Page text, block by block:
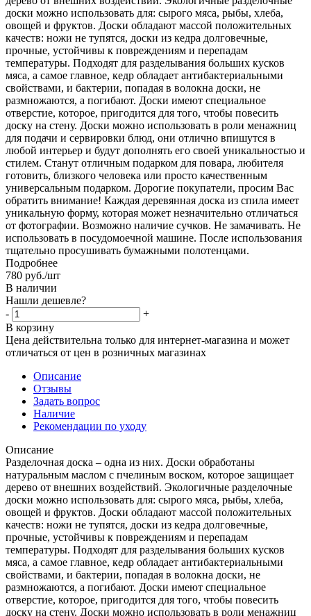
доски можно использовать для: сырого мяса, рыбы, хлеба,
овощей и фруктов. Доски обладают массой положительных
качеств: ножи не тупятся, доски из кедра долговечные,
прочные, устойчивы к повреждениям и перепадам
температуры. Подходят для разделывания больших кусков
мяса, а самое главное, кедр обладает антибактериальными
свойствами, и бактерии, попадая в волокна доски, не
размножаются, а погибают. Доски имеют специальное
отверстие, которое, пригодится для того, чтобы повесить
доску на стену. Доски можно использовать в роли менажниц
для подачи и сервировки блюд, они отлично впишутся в
любой интерьер и будут дополнять его своей уникальностью и
стилем. Станут отличным подарком для повара, любителя
готовить, близкого человека или просто качественным
универсальным подарком. Дорогие покупатели, просим Вас
обратить внимание! Каждая деревянная доска из спила имеет
уникальную форму, которая может незначительно отличаться
от фотографии. Возможно наличие сучков. Не замачивать. Не
использовать в посудомоечной машине. После использования
тщательно просушивать бумажными полотенцами.
Подробнее
780 руб./шт
В наличии
Нашли дешевле?
-
+
В корзину
Цена действительна только для интернет-магазина и может
отличаться от цен в розничных магазинах
Описание
Отзывы
Задать вопрос
Наличие
Рекомендации по уходу
Описание
Разделочная доска – одна из них. Доски обработаны
натуральным маслом с пчелиным воском, которое защищает
дерево от внешних воздействий. Экологичные разделочные
доски можно использовать для: сырого мяса, рыбы, хлеба,
овощей и фруктов. Доски обладают массой положительных
качеств: ножи не тупятся, доски из кедра долговечные,
прочные, устойчивы к повреждениям и перепадам
температуры. Подходят для разделывания больших кусков
мяса, а самое главное, кедр обладает антибактериальными
свойствами, и бактерии, попадая в волокна доски, не
размножаются, а погибают. Доски имеют специальное
отверстие, которое, пригодится для того, чтобы повесить
доску на стену. Доски можно использовать в роли менажниц